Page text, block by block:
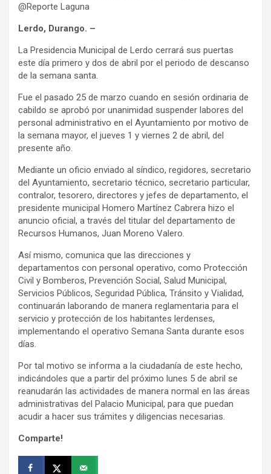
@Reporte Laguna
Lerdo, Durango. –
La Presidencia Municipal de Lerdo cerrará sus puertas
este día primero y dos de abril por el periodo de descanso
de la semana santa.
Fue el pasado 25 de marzo cuando en sesión ordinaria de
cabildo se aprobó por unanimidad suspender labores del
personal administrativo en el Ayuntamiento por motivo de
la semana mayor, el jueves 1 y viernes 2 de abril, del
presente año.
Mediante un oficio enviado al síndico, regidores, secretario
del Ayuntamiento, secretario técnico, secretario particular,
contralor, tesorero, directores y jefes de departamento, el
presidente municipal Homero Martínez Cabrera hizo el
anuncio oficial, a través del titular del departamento de
Recursos Humanos, Juan Moreno Valero.
Así mismo, comunica que las direcciones y
departamentos con personal operativo, como Protección
Civil y Bomberos, Prevención Social, Salud Municipal,
Servicios Públicos, Seguridad Pública, Tránsito y Vialidad,
continuarán laborando de manera reglamentaria para el
servicio y protección de los habitantes lerdenses,
implementando el operativo Semana Santa durante esos
días.
Por tal motivo se informa a la ciudadanía de este hecho,
indicándoles que a partir del próximo lunes 5 de abril se
reanudarán las actividades de manera normal en las áreas
administrativas del Palacio Municipal, para que puedan
acudir a hacer sus trámites y diligencias necesarias.
Comparte!